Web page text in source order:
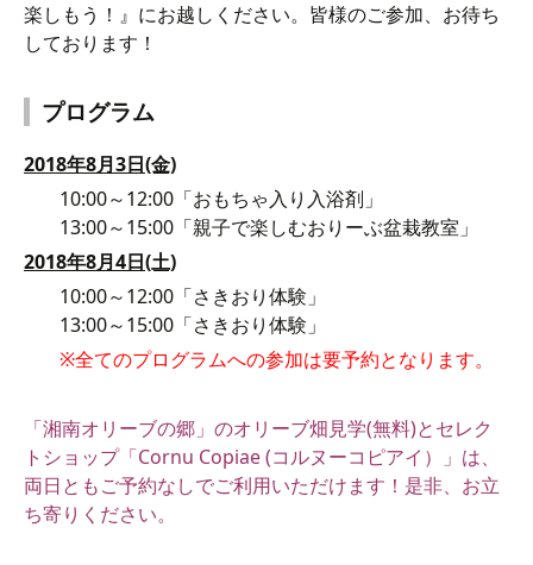
楽しもう！』にお越しください。皆様のご参加、お待ち
しております！
プログラム
2018年8月3日(金)
10:00～12:00「おもちゃ入り入浴剤」
13:00～15:00「親子で楽しむおりーぶ盆栽教室」
2018年8月4日(土)
10:00～12:00「さきおり体験」
13:00～15:00「さきおり体験」
※全てのプログラムへの参加は要予約となります。
「湘南オリーブの郷」のオリーブ畑見学(無料)とセレク
トショップ「Cornu Copiae (コルヌーコピアイ）」は、
両日ともご予約なしでご利用いただけます！ 是非、お立
ち寄りください。